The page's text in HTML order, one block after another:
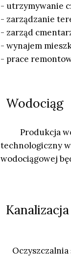
Oczyszczalnia
Kanalizacja
Produkcja
technologiczny w
wodociągowej
Wodociąg
- utrzymywanie
- zarządzanie
- zarząd
- wynajem
- prace